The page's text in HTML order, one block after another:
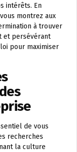
intérêts. En
montrez aux
à trouver
et persévérant
pour maximiser
de vous
recherches
la culture